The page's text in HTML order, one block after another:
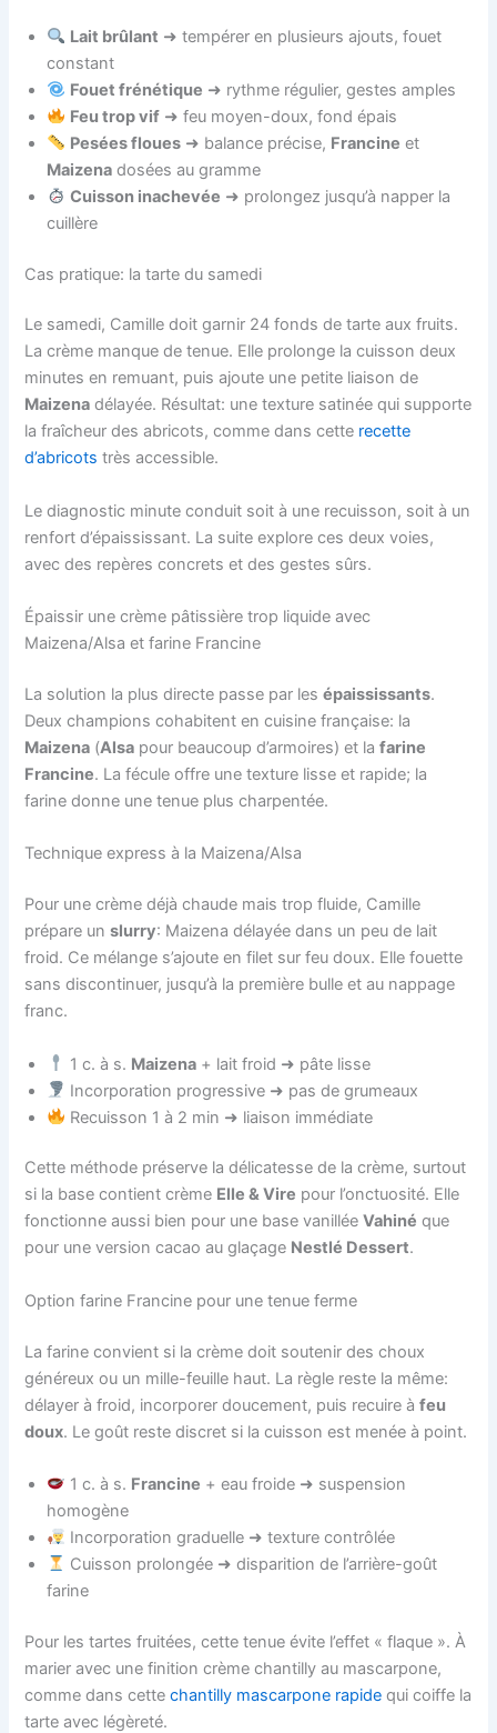
Lait brûlant ➜ tempérer en plusieurs ajouts, fouet
constant
Fouet frénétique ➜ rythme régulier, gestes amples
Feu trop vif ➜ feu moyen-doux, fond épais
Pesées floues ➜ balance précise, Francine et
Maizena dosées au gramme
Cuisson inachevée ➜ prolongez jusqu’à napper la
cuillère
Cas pratique: la tarte du samedi
Le samedi, Camille doit garnir 24 fonds de tarte aux fruits.
La crème manque de tenue. Elle prolonge la cuisson deux
minutes en remuant, puis ajoute une petite liaison de
Maizena délayée. Résultat: une texture satinée qui supporte
la fraîcheur des abricots, comme dans cette recette
d’abricots très accessible.
Le diagnostic minute conduit soit à une recuisson, soit à un
renfort d’épaississant. La suite explore ces deux voies,
avec des repères concrets et des gestes sûrs.
Épaissir une crème pâtissière trop liquide avec
Maizena/Alsa et farine Francine
La solution la plus directe passe par lesépaississants.
Deux champions cohabitent en cuisine française: la
Maizena (Alsa pour beaucoup d’armoires) et lafarine
Francine. La fécule offre une texture lisse et rapide; la
farine donne une tenue plus charpentée.
Technique express à la Maizena/Alsa
Pour une crème déjà chaude mais trop fluide, Camille
prépare unslurry: Maizena délayée dans un peu de lait
froid. Ce mélange s’ajoute en filet sur feu doux. Elle fouette
sans discontinuer, jusqu’à la première bulle et au nappage
franc.
1 c. à s. Maizena + lait froid ➜ pâte lisse
Incorporation progressive ➜ pas de grumeaux
Recuisson 1 à 2 min ➜ liaison immédiate
Cette méthode préserve la délicatesse de la crème, surtout
si la base contient crème Elle & Vire pour l’onctuosité. Elle
fonctionne aussi bien pour une base vanilléeVahiné que
pour une version cacao au glaçage Nestlé Dessert.
Option farine Francine pour une tenue ferme
La farine convient si la crème doit soutenir des choux
généreux ou un mille-feuille haut. La règle reste la même:
délayer à froid, incorporer doucement, puis recuire àfeu
doux. Le goût reste discret si la cuisson est menée à point.
1 c. à s. Francine + eau froide ➜ suspension
homogène
Incorporation graduelle ➜ texture contrôlée
Cuisson prolongée ➜ disparition de l’arrière-goût
farine
Pour les tartes fruitées, cette tenue évite l’effet « flaque ». À
marier avec une finition crème chantilly au mascarpone,
comme dans cettechantilly mascarpone rapide qui coiffe la
tarte avec légèreté.